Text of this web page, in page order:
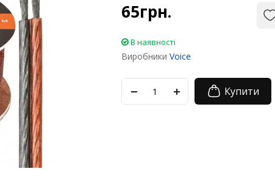
65грн.
В наявності
Виробники Voice
Купити